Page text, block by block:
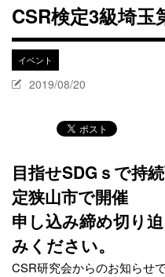
CSR検定3級埼玉
イベント
2019/08/20
目指せSDGｓで持
定狭山市で開催
申し込み締め切り
みください。
CSR研究会からのお知らせで